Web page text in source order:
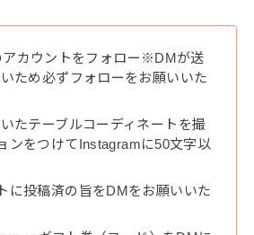
アカウントをフォロー※DMが送
ため必ずフォローをお願いいた
たテーブルコーディネートを撮
ンをつけてInstagramに50文字以
に投稿済の旨をDMをお願いいた